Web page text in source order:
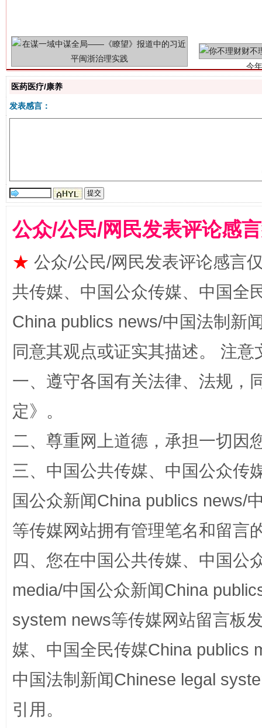
解纷+调解+退费，一次搞定
医药医疗/康养
发表感言：
公众/公民/网民发表评论感
★ 公众/公民/网民发表评论感言
共传媒、中国公众传媒、中国全
China publics news/中国法制新
同意其观点或证实其描述。 注
一、遵守各国有关法律、法规，
定》。
二、尊重网上道德，承担一切因
三、中国公共传媒、中国公众传
国公众新闻China publics news/
等传媒网站拥有管理笔名和留言
四、您在中国公共传媒、中国公
media/中国公众新闻China
system news等传媒网站留言板
媒、中国全民传媒China publics
中国法制新闻Chinese legal
引用。